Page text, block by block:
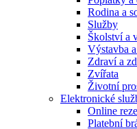
Rodina a
Služby
Školství a
Výstavba
Zdraví a
Zvířata
Životní
Elektronické
Online
Platební